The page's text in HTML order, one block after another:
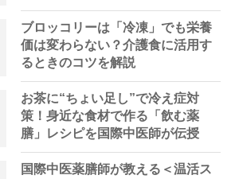
対策を家事アドバイザーが指南
ブロッコリーは「冷凍」でも栄養
価は変わらない？介護食に活用す
るときのコツを解説
お茶に“ちょい足し”で冷え症対
策！身近な食材で作る「飲む薬
膳」レシピを国際中医師が伝授
国際中医薬膳師が教える＜温活ス